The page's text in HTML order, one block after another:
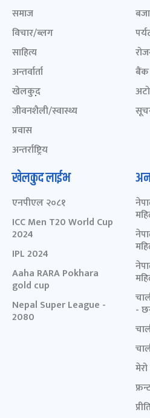
समाज
विचार/ब्लग
साहित्य
अन्तर्वार्ता
खेलकुद़़
जीवनशैली/स्वास्थ्य
प्रवास
अन्तर्राष्ट्रिय
बैंक
अटो
खेलकुद लाईभ
एनपीएल २०८१
ICC Men T20 World Cup
2024
IPL 2024
Aaha RARA Pokhara
gold cup
Nepal Super League -
2080
-